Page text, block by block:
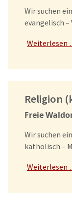
Wir suchen
evangelisch
Weiterlesen
Religion
Freie
Wir suchen
katholisch –
Weiterlesen